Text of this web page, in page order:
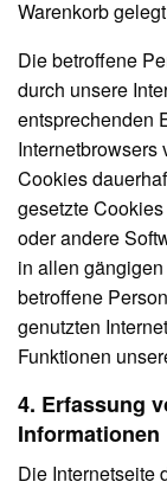
Warenkorb
Die betroffene
durch unsere
entsprechenden
Internetbrowsers
Cookies
gesetzte
oder andere
in allen
betroffene
genutzten
Funktionen
4. Erfassung
Informationen
Die Internetseite